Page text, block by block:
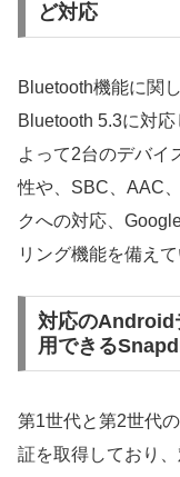
ど対応
Bluetooth機能に関
Bluetooth 5.3に対
よって2台のデバイ
性や、SBC、AAC
クへの対応、
リング機能を備えて
対応のAndroid
用できる
第1世代と第2世代
証を取得しており